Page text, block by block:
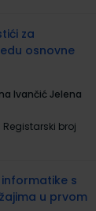
za
osnovne
Ivančić Jelena
Registarski broj
informatike s
u prvom